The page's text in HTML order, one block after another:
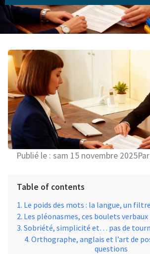
Publié le : sam 15 novembre 2025
Table of contents
Le poids des mots : la langue, un
Les pléonasmes, ces boulets verbaux
Sobriété, simplicité et… pas de
Orthographe, anglais et l’art de
questions